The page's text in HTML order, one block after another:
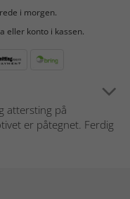
i morgen.
eller konto i kassen.
attersting på
er påtegnet. Ferdig